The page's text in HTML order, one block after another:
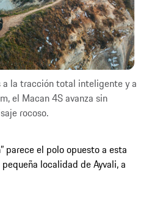
la tracción total inteligente y a
el Macan 4S avanza sin
rocoso.
parece el polo opuesto a esta
localidad de Ayvali, a